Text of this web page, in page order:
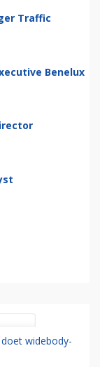
Traffic
Benelux
widebody-